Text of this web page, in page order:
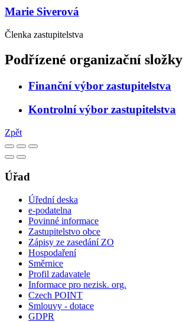
Marie Siverová
Členka zastupitelstva
Podřízené organizační složky
Finanční výbor zastupitelstva
Kontrolní výbor zastupitelstva
Zpět
Úřad
Úřední deska
e-podatelna
Povinné informace
Zastupitelstvo obce
Zápisy ze zasedání ZO
Hospodaření
Směrnice
Profil zadavatele
Informace pro nezisk. org.
Czech POINT
Smlouvy - dotace
GDPR